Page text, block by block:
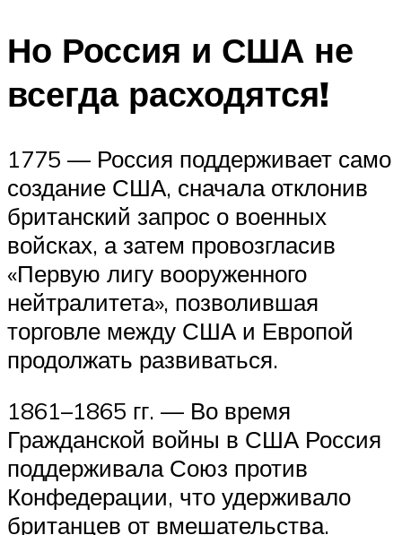
Но Россия и США не
всегда расходятся!
1775 — Россия поддерживает само
создание США, сначала отклонив
британский запрос о военных
войсках, а затем провозгласив
«Первую лигу вооруженного
нейтралитета», позволившая
торговле между США и Европой
продолжать развиваться.
1861–1865 гг. — Во время
Гражданской войны в США Россия
поддерживала Союз против
Конфедерации, что удерживало
британцев от вмешательства.